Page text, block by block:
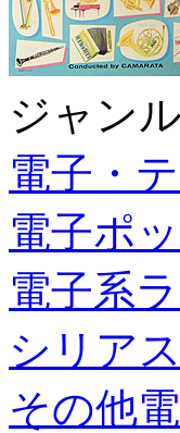
ジャン
電子・
電子ポ
電子系
シリア
その他